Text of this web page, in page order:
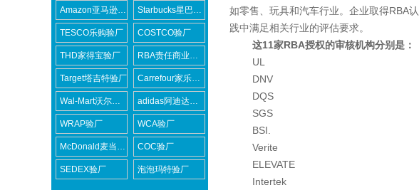
Amazon亚马逊验厂 Starbucks星巴克验厂
TESCO乐购验厂 COSTCO验厂
THD家得宝验厂 RBA责任商业联盟认证咨询
Target塔吉特验厂 Carrefour家乐福验厂
Wal-Mart沃尔玛验厂 adidas阿迪达斯验厂
WRAP验厂 WCA验厂
McDonald麦当劳验厂 COC验厂
SEDEX验厂 泡泡玛特验厂
如零售、玩具和汽车行业。企业取得RBA
践中满足相关行业的评估要求。
这11家RBA授权的审核机构分别是：
UL
DNV
DQS
SGS
BSI.
Verite
ELEVATE
Intertek